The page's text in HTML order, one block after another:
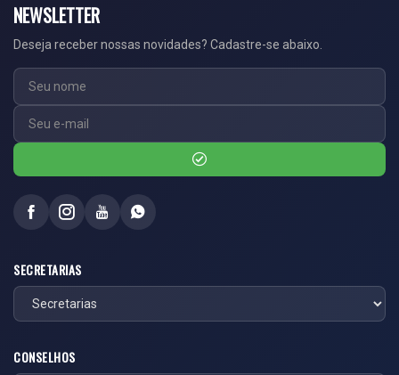
NEWSLETTER
Deseja receber nossas novidades? Cadastre-se abaixo.
SECRETARIAS
CONSELHOS